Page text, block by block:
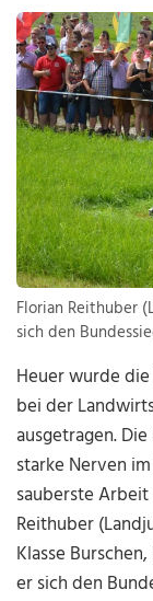
Florian Reithuber
sich den
Heuer wurde
bei der
ausgetragen.
starke Nerven
sauberste
Reithuber
Klasse
er sich den